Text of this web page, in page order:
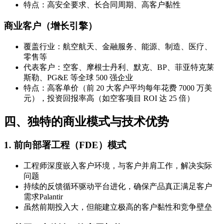
特点：高安全要求、长合同周期、高客户黏性
商业客户（增长引擎）
覆盖行业：航空航天、金融服务、能源、制造、医疗、
零售等
代表客户：空客、摩根士丹利、默克、BP、菲亚特克莱
斯勒、PG&E 等全球 500 强企业
特点：高客单价（前 20 大客户平均每年花费 7000 万美
元），投资回报率高（如空客项目 ROI 达 25 倍）
四、独特的商业模式与技术优势
1. 前向部署工程（FDE）模式
工程师深度嵌入客户环境，与客户并肩工作，解决实际
问题
持续的反馈循环驱动平台进化，确保产品真正满足客户
需求Palantir
虽然前期投入大，但能建立极高的客户黏性和竞争壁垒